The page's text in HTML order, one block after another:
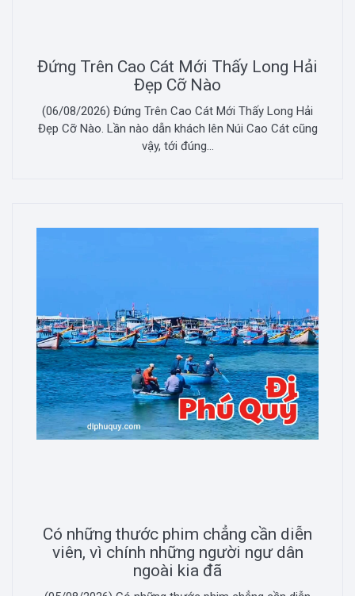
Đứng Trên Cao Cát Mới Thấy Long Hải
Đẹp Cỡ Nào
(06/08/2026) Đứng Trên Cao Cát Mới Thấy Long Hải
Đẹp Cỡ Nào. Lần nào dẫn khách lên Núi Cao Cát cũng
vậy, tới đúng...
Có những thước phim chẳng cần diễn
viên, vì chính những người ngư dân
ngoài kia đã